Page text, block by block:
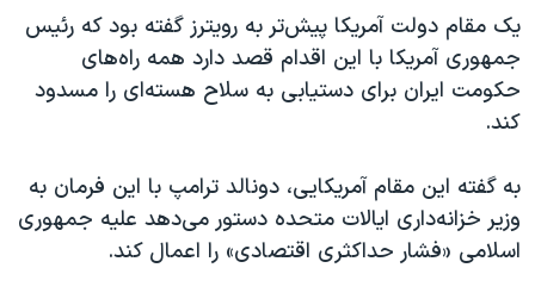
اعتراضات مردمی آبان ۹۸
اسرائیل در جنگ
نرگس محمدی برنده جایزه نوبل صلح
صفحه‌های ویژه
سفر پرزیدنت ترامپ به چین
یک مقام دولت آمریکا پیش‌تر به رویترز گفته بود که رئیس
جمهوری آمریکا با این اقدام قصد دارد همه راه‌های
حکومت ایران برای دستیابی به سلاح هسته‌ای را مسدود
کند.
به گفته این مقام آمریکایی، دونالد ترامپ با این فرمان به
وزیر خزانه‌داری ایالات متحده دستور می‌دهد علیه جمهوری
اسلامی «فشار حداکثری اقتصادی» را اعمال کند.